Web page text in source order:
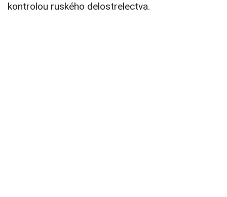
kontrolou ruského delostrelectva.